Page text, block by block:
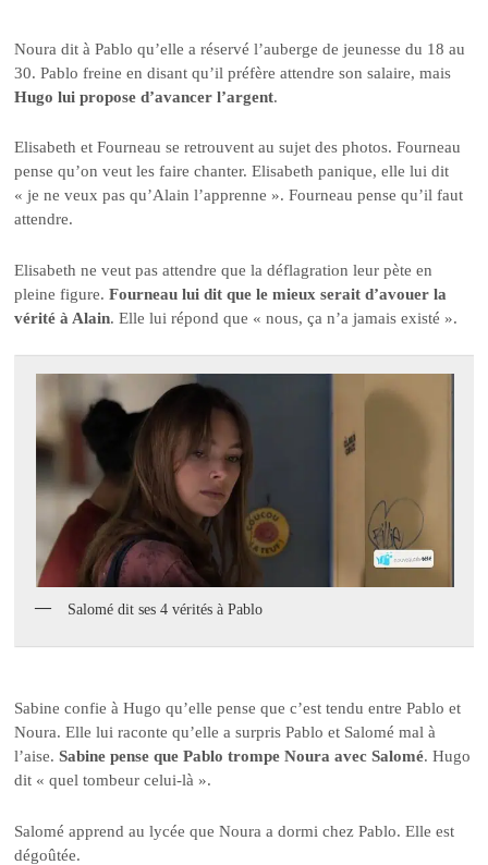
Noura dit à Pablo qu’elle a réservé l’auberge de jeunesse du 18 au
30. Pablo freine en disant qu’il préfère attendre son salaire, mais
Hugo lui propose d’avancer l’argent.
Elisabeth et Fourneau se retrouvent au sujet des photos. Fourneau
pense qu’on veut les faire chanter. Elisabeth panique, elle lui dit
« je ne veux pas qu’Alain l’apprenne ». Fourneau pense qu’il faut
attendre.
Elisabeth ne veut pas attendre que la déflagration leur pète en
pleine figure.Fourneau lui dit que le mieux serait d’avouer la
vérité à Alain. Elle lui répond que « nous, ça n’a jamais existé ».
Salomé dit ses 4 vérités à Pablo
Sabine confie à Hugo qu’elle pense que c’est tendu entre Pablo et
Noura. Elle lui raconte qu’elle a surpris Pablo et Salomé mal à
l’aise.Sabine pense que Pablo trompe Noura avec Salomé. Hugo
dit « quel tombeur celui-là ».
Salomé apprend au lycée que Noura a dormi chez Pablo. Elle est
dégoûtée.